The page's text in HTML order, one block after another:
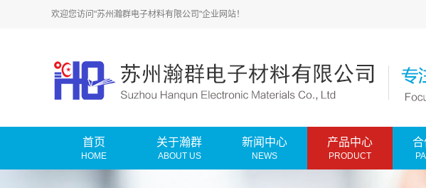
欢迎您访问"苏州瀚群电子材料有限公司"企业网站！
首页
HOME
关于瀚群
ABOUT US
新闻中心
NEWS
产品中心
PRODUCT
合